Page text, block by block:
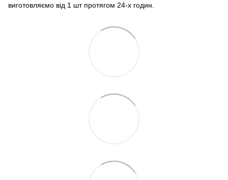
виготовляємо від 1 шт протягом 24-х годин.